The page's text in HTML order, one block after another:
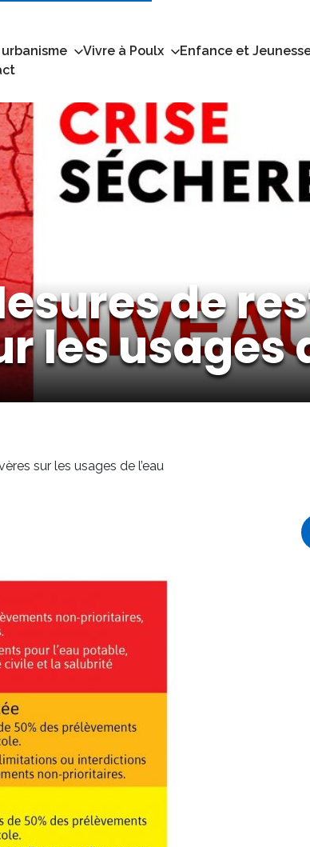
Vivre à Poulx Enfance et
de
les usages
sur les usages de l’eau